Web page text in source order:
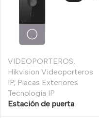
VIDEOPORTEROS,
Hikvision Videoporteros
IP, Placas Exteriores
Tecnología IP
Estación de puerta